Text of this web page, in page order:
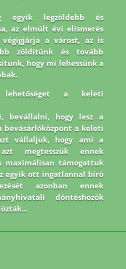
egyik legzöldebb és
az elmúlt évi elismerés
a várost, az is
zöldítünk és tovább
hogy mi lehessünk a
lehetőséget a keleti
bevállalni, hogy lesz a
bevásárlóközpont a keleti
vállaljuk, hogy ami a
megtesszük ennek
maximálisan támogattuk
egyik ott ingatlannal bíró
azonban ennek
döntéshozók